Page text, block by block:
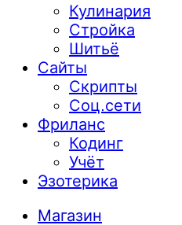
Кулинария
Стройка
Шитьё
Сайты
Скрипты
Соц.сети
Фриланс
Кодинг
Учёт
Эзотерика
Магазин